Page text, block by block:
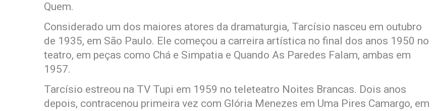
Quem.
Considerado um dos maiores atores da dramaturgia, Tarcísio nasceu em outubro
de 1935, em São Paulo. Ele começou a carreira artística no final dos anos 1950 no
teatro, em peças como Chá e Simpatia e Quando As Paredes Falam, ambas em
1957.
Tarcísio estreou na TV Tupi em 1959 no teleteatro Noites Brancas. Dois anos
depois, contracenou primeira vez com Glória Menezes em Uma Pires Camargo, em